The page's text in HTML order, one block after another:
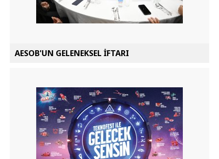
AESOB'UN GELENEKSEL İFTARI